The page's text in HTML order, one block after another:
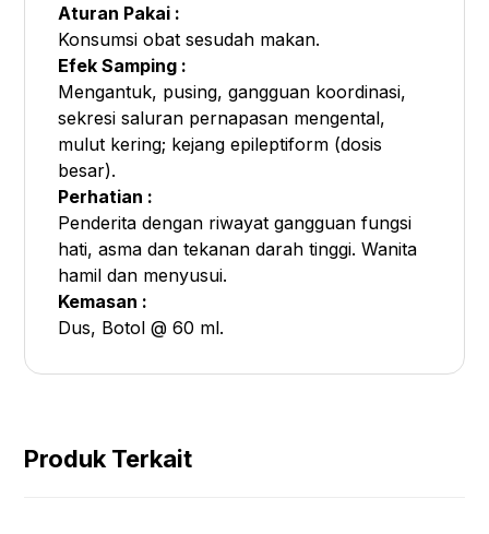
Aturan Pakai :
Konsumsi obat sesudah makan.
Efek Samping :
Mengantuk, pusing, gangguan koordinasi,
sekresi saluran pernapasan mengental,
mulut kering; kejang epileptiform (dosis
besar).
Perhatian :
Penderita dengan riwayat gangguan fungsi
hati, asma dan tekanan darah tinggi. Wanita
hamil dan menyusui.
Kemasan :
Dus, Botol @ 60 ml.
Produk Terkait